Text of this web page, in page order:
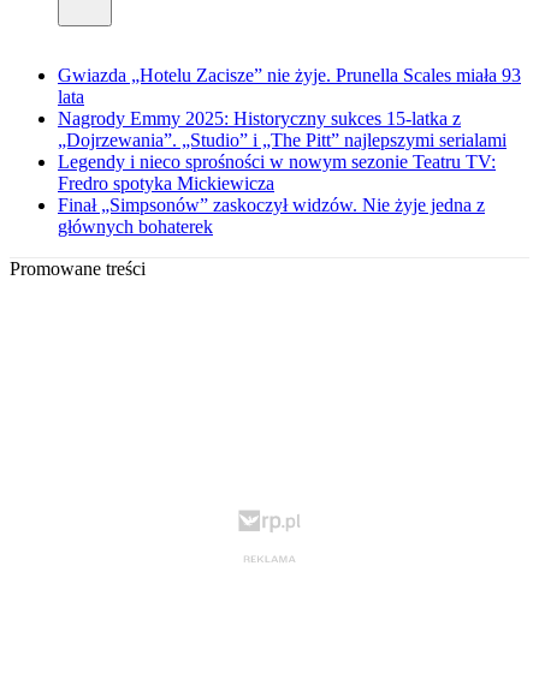
Gwiazda „Hotelu Zacisze” nie żyje. Prunella Scales miała 93
lata
Nagrody Emmy 2025: Historyczny sukces 15-latka z
„Dojrzewania”. „Studio” i „The Pitt” najlepszymi serialami
Legendy i nieco sprośności w nowym sezonie Teatru TV:
Fredro spotyka Mickiewicza
Finał „Simpsonów” zaskoczył widzów. Nie żyje jedna z
głównych bohaterek
Promowane treści